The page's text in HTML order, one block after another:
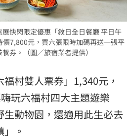
快閃限定優惠「敘日全日餐廳 平日午
價7,800元，買六張限時加碼再送一張平
券。（圖／旅宿業者提供）
村雙人票券」1,340元，
玩六福村四大主題遊樂
動物園，還適用此生必去
。